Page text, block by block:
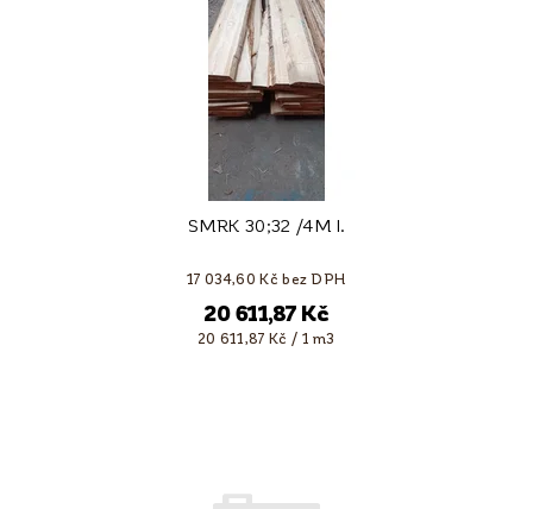
SMRK 30;32 /4M I.
17 034,60 Kč bez DPH
20 611,87 Kč
20 611,87 Kč / 1 m3